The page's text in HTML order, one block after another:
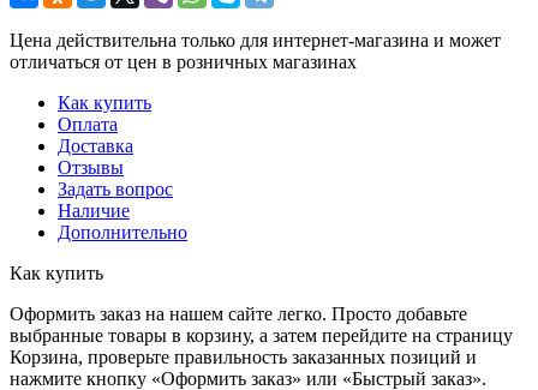
Цена действительна только для интернет-магазина и может
отличаться от цен в розничных магазинах
Как купить
Оплата
Доставка
Отзывы
Задать вопрос
Наличие
Дополнительно
Как купить
Оформить заказ на нашем сайте легко. Просто добавьте
выбранные товары в корзину, а затем перейдите на страницу
Корзина, проверьте правильность заказанных позиций и
нажмите кнопку «Оформить заказ» или «Быстрый заказ».